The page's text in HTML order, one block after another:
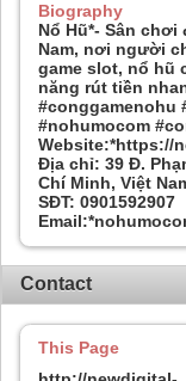
Biography
Nổ Hũ*- Sân
Nam, nơi người
game slot, nổ hũ
năng rút tiền
#conggamenohu
#nohumocom
Website:*https://
Địa chỉ: 39 Đ.
Chí Minh, Việt
SĐT: 0901592907
Contact
This Page